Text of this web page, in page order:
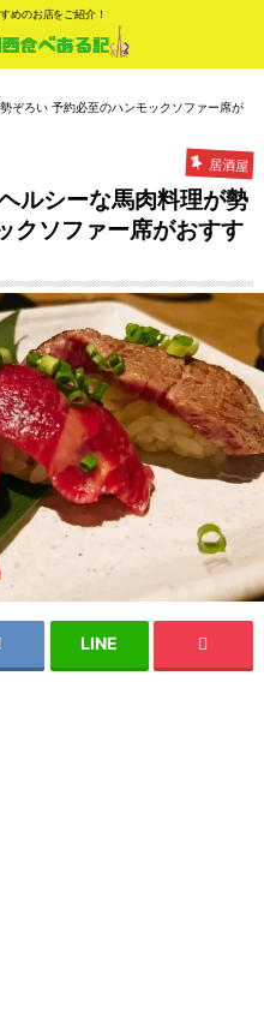
めのお店をご紹介！
ぞろい 予約必至のハンモックソファー席が
居酒屋
ルシーな馬肉料理が勢
クソファー席がおすす